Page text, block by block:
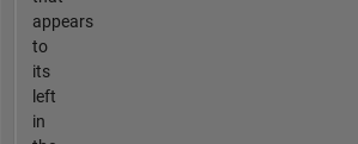
appears
to
its
left
in